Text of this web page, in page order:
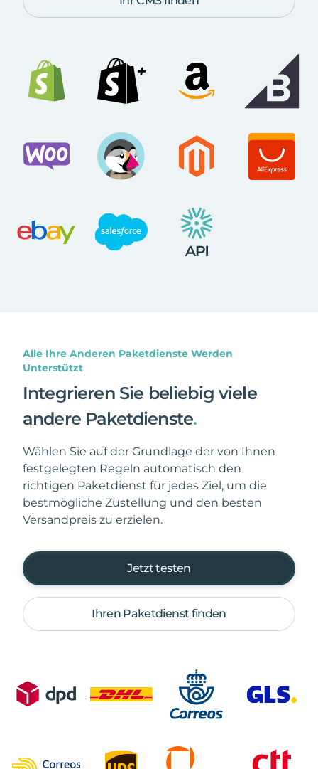
Alle Ihre Anderen Paketdienste Werden
Unterstützt
Integrieren Sie beliebig viele
andere Paketdienste.
Wählen Sie auf der Grundlage der von Ihnen
festgelegten Regeln automatisch den
richtigen Paketdienst für jedes Ziel, um die
bestmögliche Zustellung und den besten
Versandpreis zu erzielen.
Jetzt testen
Ihren Paketdienst finden